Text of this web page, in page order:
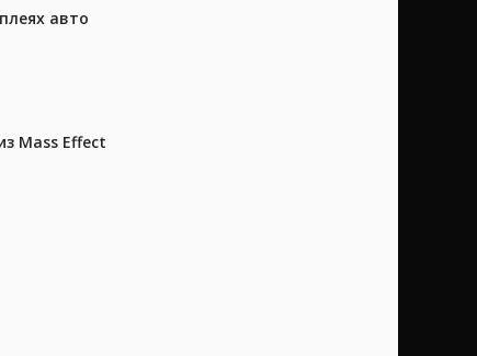
авто
Mass Effect